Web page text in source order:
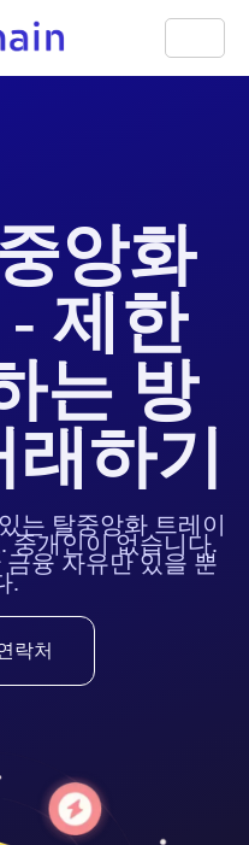
앙화
제한
는 방
하기
는 탈중앙화 트레이
중개인이 없습니다.
융 자유만 있을 뿐
.
락처